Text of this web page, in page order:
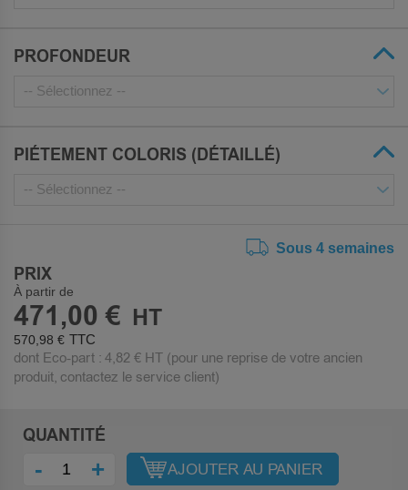
PROFONDEUR
PIÉTEMENT COLORIS (DÉTAILLÉ)
Sous 4 semaines
PRIX
À partir de
471,00 €
570,98 €
dont Eco-part : 4,82 € HT (pour une reprise de votre ancien
produit, contactez le service client)
QUANTITÉ
- + AJOUTER AU PANIER